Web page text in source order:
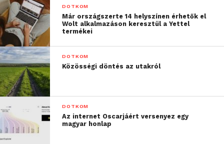
DOTKOM
Már országszerte 14 helyszínen érhetők el
Wolt alkalmazáson keresztül a Yettel
termékei
DOTKOM
Közösségi döntés az utakról
DOTKOM
Az internet Oscarjáért versenyez egy
magyar honlap